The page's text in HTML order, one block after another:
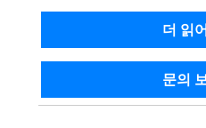
더 읽
문의